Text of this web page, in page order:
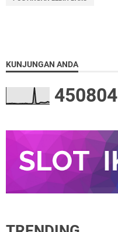
KUNJUNGAN ANDA
450804